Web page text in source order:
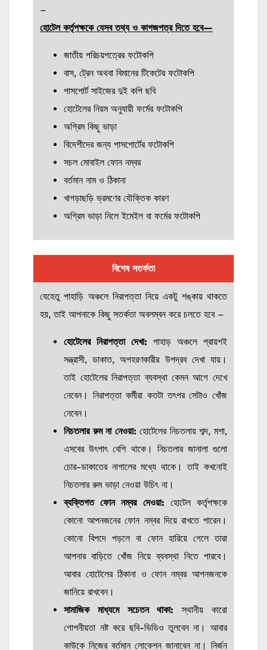
–
হোটেল কর্তৃপক্ষকে যেসব তথ্য ও কাগজপত্র দিতে হবে—
জাতীয় পরিচয়পত্রের ফটোকপি
বাস, ট্রেন অথবা বিমানের টিকেটের ফটোকপি
পাসপোর্ট সাইজের দুই কপি ছবি
হোটেলের নিয়ম অনুযায়ী ফর্মের ফটোকপি
অগ্রিম কিছু ভাড়া
বিদেশীদের জন্য পাসপোর্টের ফটোকপি
সচল মোবাইল ফোন নম্বর
বর্তমান নাম ও ঠিকানা
খাগড়াছড়ি ভ্রমণের যৌক্তিক কারণ
অগ্রিম ভাড়া নিলে ইমেইল বা ফর্মের ফটোকপি
বিশেষ সতর্কতা
যেহেতু পাহাড়ি অঞ্চলে নিরাপত্তা নিয়ে একটু শঙ্কায় থাকতে
হয়, তাই আপনাকে কিছু সতর্কতা অবলম্বন করে চলতে হবে –
হোটেলের নিরাপত্তা দেখা: পাহাড় অঞ্চলে প্রায়শই
সন্ত্রাসী, ডাকাত, অপহরণকারীর উপদ্রব দেখা যায়।
তাই হোটেলের নিরাপত্তা ব্যবস্থা কেমন আগে দেখে
নেবেন। নিরাপত্তা কর্মীরা কতটা তৎপর সেটাও খোঁজ
নেবেন।
নিচতলার রুম না নেওয়া: হোটেলের নিচতলায় শব্দ, মশা,
এসবের উৎপাৎ বেশি থাকে। নিচতলার জানালা গুলো
চোর-ডাকাতের নাগালের মধ্যে থাকে। তাই কখনোই
নিচতলার রুম ভাড়া নেওয়া উচিৎ না।
ব্যক্তিগত ফোন নম্বর দেওয়া: হোটেল কর্তৃপক্ষকে
কোনো আপনজনের ফোন নম্বর দিয়ে রাখতে পারেন।
কোনো বিপদে পড়লে বা ফোন হারিয়ে গেলে তারা
আপনার বাড়িতে খোঁজ নিয়ে ব্যবস্থা নিতে পারবে।
আবার হোটেলের ঠিকানা ও ফোন নম্বর আপনজনকে
জানিয়ে রাখবেন।
সামাজিক মাধ্যমে সচেতন থাকা: স্থানীয় কারো
গোপনীয়তা নষ্ট করে ছবি-ভিডিও তুলবেন না। আবার
কাউকে নিজের বর্তমান লোকেশন জানাবেন না। নির্জন